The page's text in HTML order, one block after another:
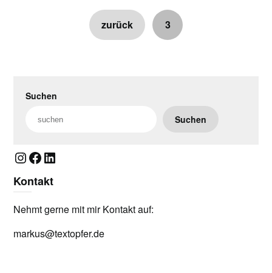
zurück 3
Suchen
Suchen
Instagram
Facebook
LinkedIn
Kontakt
Nehmt gerne mit mir Kontakt auf:
markus@textopfer.de